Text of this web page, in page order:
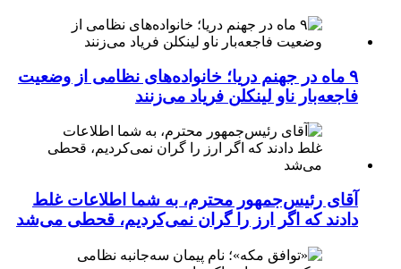
۹ ماه در جهنم دریا؛ خانواده‌های نظامی از وضعیت
فاجعه‌بار ناو لینکلن فریاد می‌زنند
آقای رئیس‌جمهور محترم، به شما اطلاعات غلط
دادند که اگر ارز را گران نمی‌کردیم، قحطی می‌شد